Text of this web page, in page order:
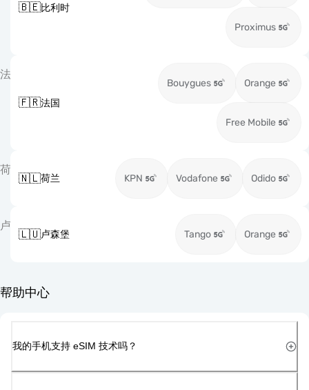
🇧🇪比利时
Proximus
法
🇫🇷法国
Bouygues Orange
Free Mobile
荷
🇳🇱荷兰 KPN Vodafone Odido
卢
🇱🇺卢森堡 Tango Orange
帮助中心
我的手机支持 eSIM 技术吗？